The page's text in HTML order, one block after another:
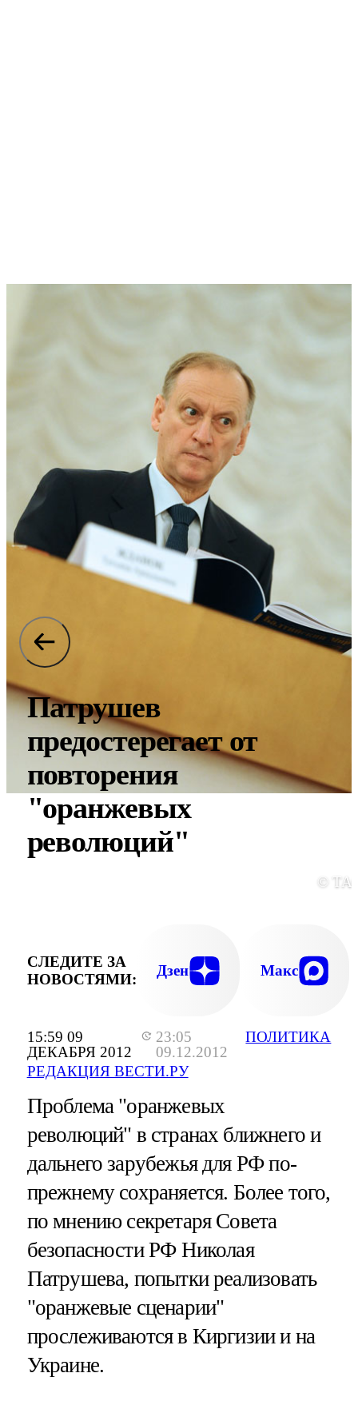
15:59 09
ДЕКАБРЯ 2012
23:05
09.12.2012
РЕДАКЦИЯ ВЕСТИ.РУ
ПОЛИТИКА
Патрушев
предостерегает от
повторения
"оранжевых
революций"
©
СЛЕДИТЕ ЗА
НОВОСТЯМИ:
Дзен Макс
Проблема "оранжевых
революций" в странах ближнего и
дальнего зарубежья для РФ по-
прежнему сохраняется. Более того,
по мнению секретаря Совета
безопасности РФ Николая
Патрушева, попытки реализовать
"оранжевые сценарии"
прослеживаются в Киргизии и на
Украине.